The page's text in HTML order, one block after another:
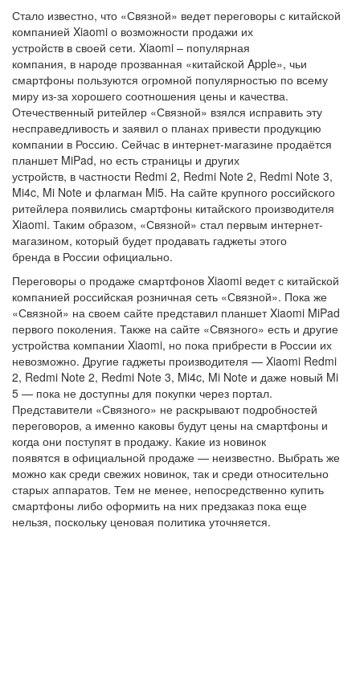
Стало известно, что «Связной» ведет переговоры с китайской
компанией Xiaomi о возможности продажи их
устройств в своей сети. Xiaomi – популярная
компания, в народе прозванная «китайской Apple», чьи
смартфоны пользуются огромной популярностью по всему
миру из-за хорошего соотношения цены и качества.
Отечественный ритейлер «Связной» взялся исправить эту
несправедливость и заявил о планах привести продукцию
компании в Россию. Сейчас в интернет-магазине продаётся
планшет MiPad, но есть страницы и других
устройств, в частности Redmi 2, Redmi Note 2, Redmi Note 3,
Mi4c, Mi Note и флагман Mi5. На сайте крупного российского
ритейлера появились смартфоны китайского производителя
Xiaomi. Таким образом, «Связной» стал первым интернет-
магазином, который будет продавать гаджеты этого
бренда в России официально.
Переговоры о продаже смартфонов Xiaomi ведет с китайской
компанией российская розничная сеть «Связной». Пока же
«Связной» на своем сайте представил планшет Xiaomi MiPad
первого поколения. Также на сайте «Связного» есть и другие
устройства компании Xiaomi, но пока прибрести в России их
невозможно. Другие гаджеты производителя — Xiaomi Redmi
2, Redmi Note 2, Redmi Note 3, Mi4c, Mi Note и даже новый Mi
5 — пока не доступны для покупки через портал.
Представители «Связного» не раскрывают подробностей
переговоров, а именно каковы будут цены на смартфоны и
когда они поступят в продажу. Какие из новинок
появятся в официальной продаже — неизвестно. Выбрать же
можно как среди свежих новинок, так и среди относительно
старых аппаратов. Тем не менее, непосредственно купить
смартфоны либо оформить на них предзаказ пока еще
нельзя, поскольку ценовая политика уточняется.